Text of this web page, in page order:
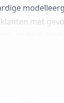
met
en